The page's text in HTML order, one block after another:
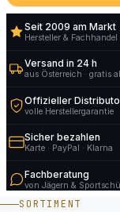
Seit 2009 am Markt
Hersteller &
Versand in 24 h
aus Österreich · gratis
Offizieller
volle Herstellergarantie
Sicher bezahlen
Karte · PayPal · Klarna
Fachberatung
von Jägern &
SORTIMENT